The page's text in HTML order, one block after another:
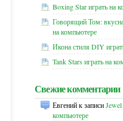
Boxing Star играть на
Говорящий Том:
на компьютере
Икона стиля DIY
Tank Stars играть на
Свежие комментарии
Евгенийк записиJewel
компьютере